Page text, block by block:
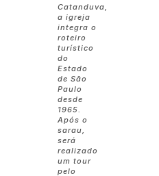
Catanduva,
a igreja
integra o
roteiro
turístico
do
Estado
de São
Paulo
desde
1965.
Após o
sarau,
será
realizado
um tour
pelo